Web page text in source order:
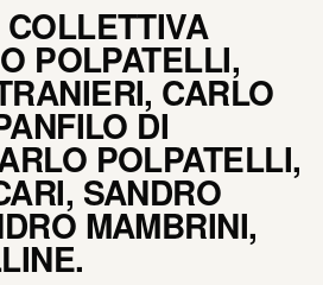
POLPATELLI,
CARLO
DI
POLPATELLI,
SANDRO
MAMBRINI,